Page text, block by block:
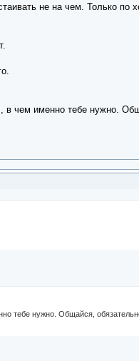
не на чем. Только по
именно тебе нужно.
тебе нужно. Общайся,